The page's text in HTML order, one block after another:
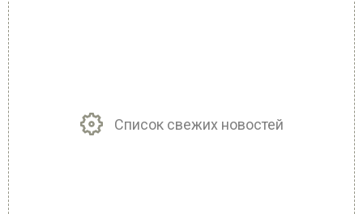
Список свежих новостей